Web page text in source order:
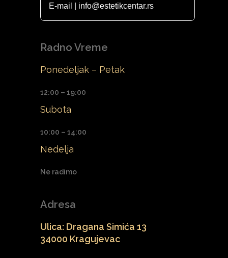
E-mail | info@estetikcentar.rs
Radno Vreme
Ponedeljak – Petak
12:00 – 19:00
Subota
10:00 – 14:00
Nedelja
Ne radimo
Adresa
Ulica: Dragana Simića 13
34000 Kragujevac